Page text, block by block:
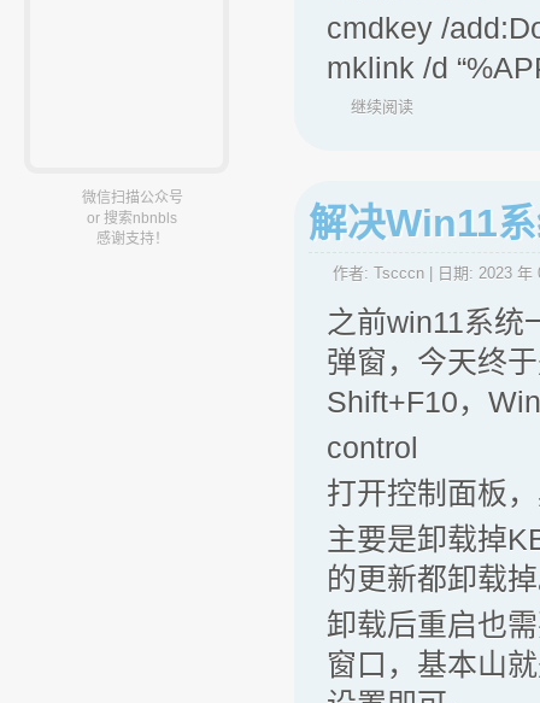
微信扫描公众号
or 搜索nbnbls
感谢支持！
cmdkey /
mklink /d
继续阅读
解决Win11
作者: Tscccn | 日期: 2023 年
之前win11系统
弹窗，今天终
Shift+F10，
control
打开控制面板
主要是卸载掉
的更新都卸载
卸载后重启也
窗口，基本山